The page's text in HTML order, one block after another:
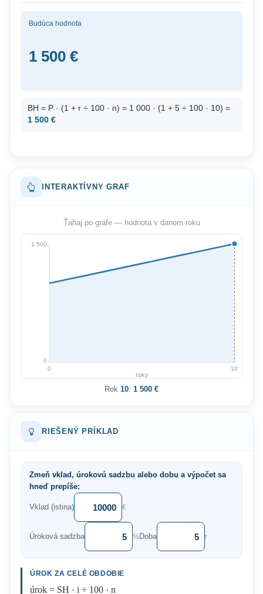
Budúca hodnota
1 500 €
BH = P · (1 + r ÷ 100 · n) = 1 000 · (1 + 5 ÷ 100 · 10) =
1 500 €
INTERAKTÍVNY GRAF
Ťahaj po grafe — hodnota v danom roku
1 500
0
0 10
roky
Rok 10: 1 500 €
RIEŠENÝ PRÍKLAD
Zmeň vklad, úrokovú sadzbu alebo dobu a výpočet sa
hneď prepíše:
Vklad (istina) €
Úroková sadzba %Doba r
ÚROK ZA CELÉ OBDOBIE
úrok = SH · i ÷ 100 · n